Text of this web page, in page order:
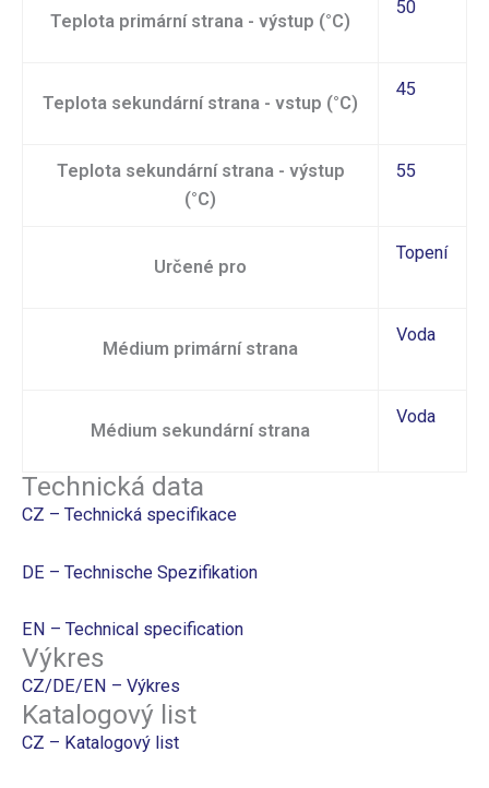
Teplota primární strana - výstup (°C)
50
Teplota sekundární strana - vstup (°C)
45
Teplota sekundární strana - výstup
(°C)
55
Určené pro
Topení
Médium primární strana
Voda
Médium sekundární strana
Voda
Technická data
CZ – Technická specifikace
DE – Technische Spezifikation
EN – Technical specification
Výkres
CZ/DE/EN – Výkres
Katalogový list
CZ – Katalogový list